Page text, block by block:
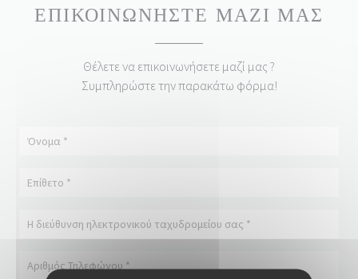
ΕΠΙΚΟΙΝΩΝΉΣΤΕ ΜΑΖΊ ΜΑΣ
Θέλετε να επικοινωνήσετε μαζί μας ?
Συμπληρώστε την παρακάτω φόρμα!